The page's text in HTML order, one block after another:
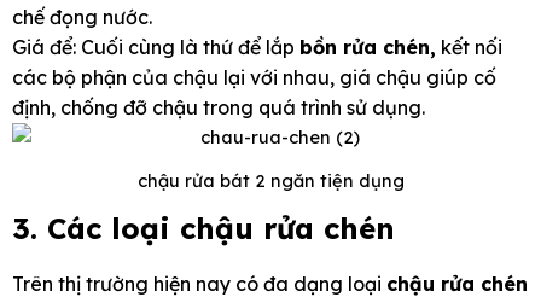
chế đọng nước.
Giá để: Cuối cùng là thứ để lắp bồn rửa chén, kết nối
các bộ phận của chậu lại với nhau, giá chậu giúp cố
định, chống đỡ chậu trong quá trình sử dụng.
chậu rửa bát 2 ngăn tiện dụng
3. Các loại chậu rửa chén
Trên thị trường hiện nay có đa dạng loại chậu rửa chén